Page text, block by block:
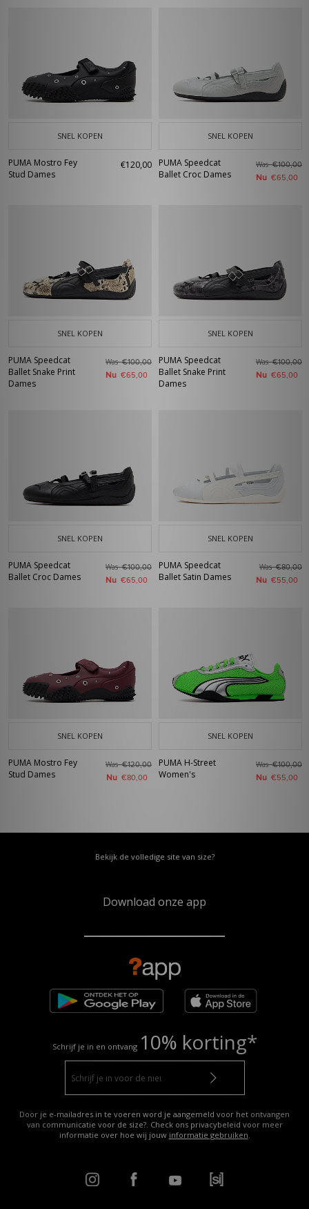
SNEL KOPEN
PUMA Mostro Fey
Stud Dames
€120,00
SNEL KOPEN
PUMA Speedcat
Ballet Croc Dames
Was€100,00
Nu €65,00
SNEL KOPEN
PUMA Speedcat
Ballet Snake Print
Dames
Was€100,00
Nu €65,00
SNEL KOPEN
PUMA Speedcat
Ballet Snake Print
Dames
Was€100,00
Nu €65,00
SNEL KOPEN
PUMA Speedcat
Ballet Croc Dames
Was€100,00
Nu €65,00
SNEL KOPEN
PUMA Speedcat
Ballet Satin Dames
Was€80,00
Nu €55,00
SNEL KOPEN
PUMA Mostro Fey
Stud Dames
Was€120,00
Nu €80,00
SNEL KOPEN
PUMA H-Street
Women's
Was€100,00
Nu €55,00
Bekijk de volledige site van size?
Download onze app
Schrijf je in en ontvang 10% korting*
Door je e-mailadres in te voeren word je aangemeld voor het ontvangen
van communicatie voor de size?. Check ons privacybeleid voor meer
informatie over hoe wij jouw informatie gebruiken.